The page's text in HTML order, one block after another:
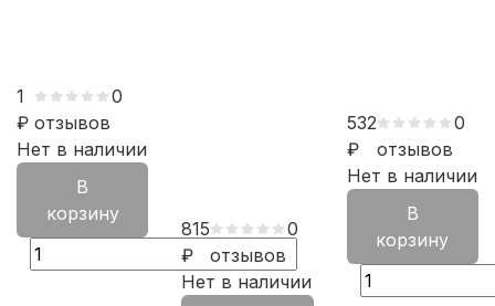
1
₽
0
отзывов
Нет в наличии
В
корзину
815
₽
0
отзывов
Нет в наличии
532
₽
0
отзывов
Нет в наличии
В
корзину